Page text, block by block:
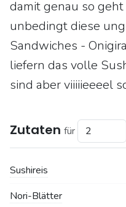
damit genau so
unbedingt diese
Sandwiches -
liefern das volle
sind aber viiiiieeeel
Zutaten für
Sushireis
Nori-Blätter